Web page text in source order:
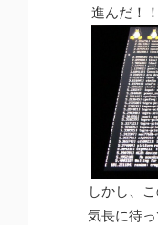
進んだ！！
しかし、こ
気長に待っ